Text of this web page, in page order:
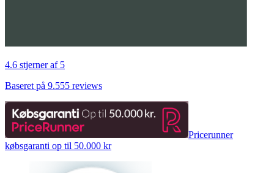
4.6 stjerner af 5
Baseret på 9.555 reviews
Pricerunner
købsgaranti op til 50.000 kr